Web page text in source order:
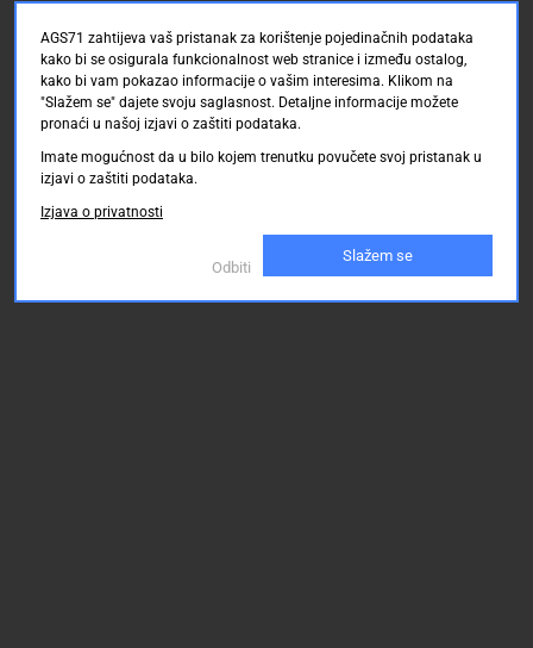
AGS71 zahtijeva vaš pristanak za korištenje pojedinačnih podataka
kako bi se osigurala funkcionalnost web stranice i između ostalog,
kako bi vam pokazao informacije o vašim interesima. Klikom na
"Slažem se" dajete svoju saglasnost. Detaljne informacije možete
pronaći u našoj izjavi o zaštiti podataka.
Imate mogućnost da u bilo kojem trenutku povučete svoj pristanak u
izjavi o zaštiti podataka.
Izjava o privatnosti
Odbiti
Slažem se